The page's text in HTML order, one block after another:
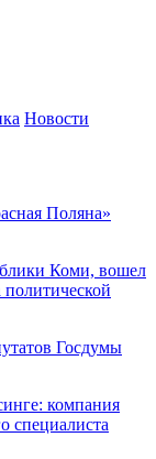
Новости
Поляна»
Коми, вошел
политической
Госдумы
компания
специалиста